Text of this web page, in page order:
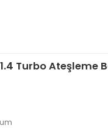
Turbo Ateşleme